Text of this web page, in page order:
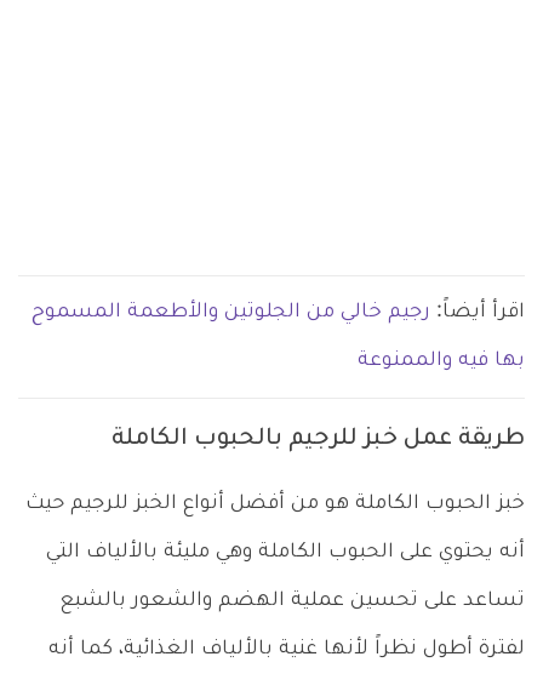
اقرأ أيضاً: رجيم خالي من الجلوتين والأطعمة المسموح
بها فيه والممنوعة
طريقة عمل خبز للرجيم بالحبوب الكاملة
خبز الحبوب الكاملة هو من أفضل أنواع الخبز للرجيم حيث
أنه يحتوي على الحبوب الكاملة وهي مليئة بالألياف التي
تساعد على تحسين عملية الهضم والشعور بالشبع
لفترة أطول نظراً لأنها غنية بالألياف الغذائية، كما أنه